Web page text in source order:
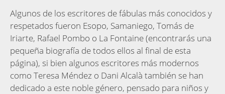
Algunos de los escritores de fábulas más conocidos y
respetados fueron Esopo, Samaniego, Tomás de
Iriarte, Rafael Pombo o La Fontaine (encontrarás una
pequeña biografía de todos ellos al final de esta
página), si bien algunos escritores más modernos
como Teresa Méndez o Dani Alcalà también se han
dedicado a este noble género, pensado para niños y